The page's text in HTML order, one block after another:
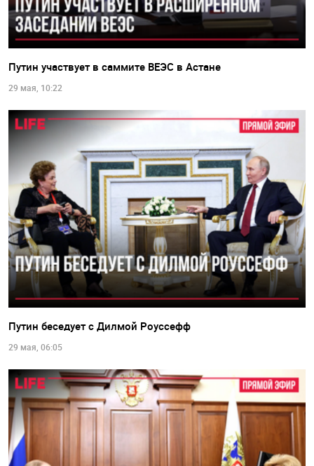
Путин участвует в саммите ВЕЭС в Астане
29 мая, 10:22
Путин беседует с Дилмой Роуссефф
29 мая, 06:05